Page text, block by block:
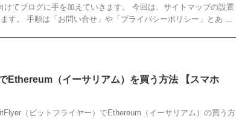
けてブログに手を加えていきます。 今回は、サイトマップの設置
す。 手順は「お問い合せ」や「プライバシーポリシー」とあ ...
Ethereum（イーサリアム）を買う方法 【スマホ
（ビットフライヤー）でEthereum（イーサリアム）の買う方